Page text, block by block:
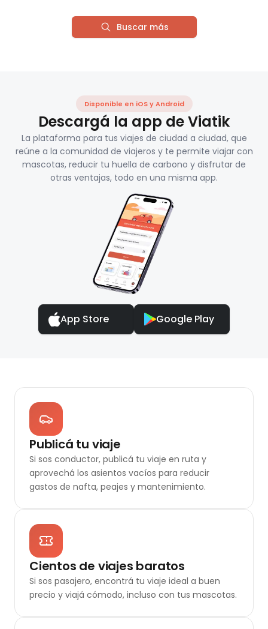
Buscar más
Disponible en iOS y Android
Descargá la app de Viatik
La plataforma para tus viajes de ciudad a ciudad, que
reúne a la comunidad de viajeros y te permite viajar con
mascotas, reducir tu huella de carbono y disfrutar de
otras ventajas, todo en una misma app.
App Store Google Play
Publicá tu viaje
Si sos conductor, publicá tu viaje en ruta y
aprovechá los asientos vacíos para reducir
gastos de nafta, peajes y mantenimiento.
Cientos de viajes baratos
Si sos pasajero, encontrá tu viaje ideal a buen
precio y viajá cómodo, incluso con tus mascotas.